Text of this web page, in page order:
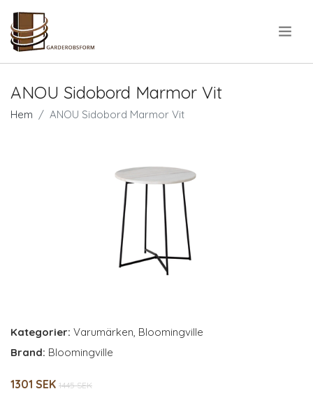
ANOU Sidobord Marmor Vit
Hem ANOU Sidobord Marmor Vit
Kategorier: Varumärken, Bloomingville
Brand: Bloomingville
1301 SEK 1445 SEK